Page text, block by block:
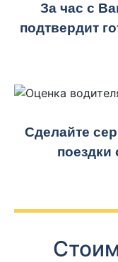
За час с
подтвердит
Сделайте
поездки